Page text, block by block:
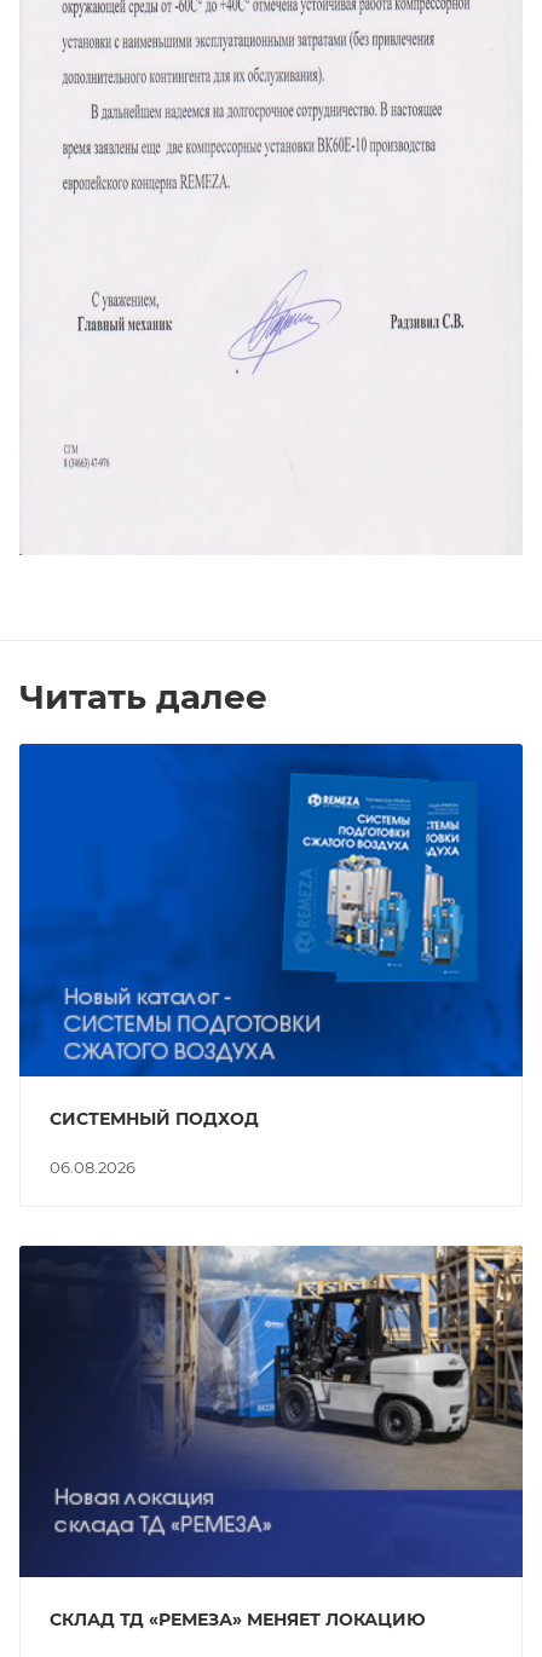
Читать далее
06.08.2026
СИСТЕМНЫЙ ПОДХОД
СКЛАД ТД «РЕМЕЗА» МЕНЯЕТ ЛОКАЦИЮ